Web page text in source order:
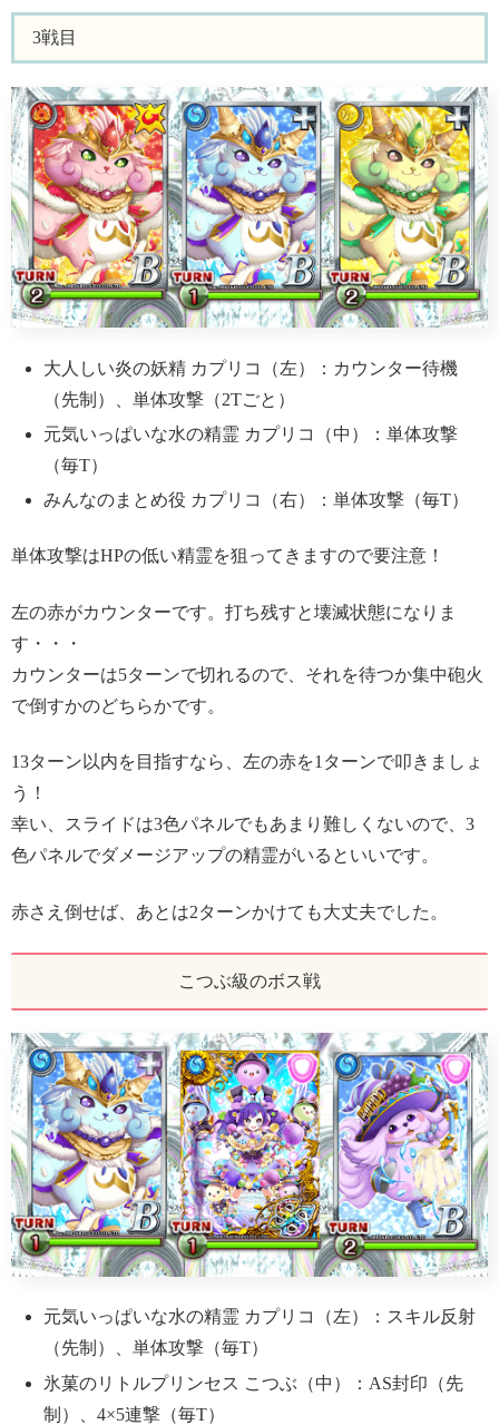
3戦目
大人しい炎の妖精 カプリコ（左）：カウンター待機
（先制）、単体攻撃（2Tごと）
元気いっぱいな水の精霊 カプリコ（中）：単体攻撃
（毎T）
みんなのまとめ役 カプリコ（右）：単体攻撃（毎T）
単体攻撃はHPの低い精霊を狙ってきますので要注意！
左の赤がカウンターです。打ち残すと壊滅状態になりま
す・・・
カウンターは5ターンで切れるので、それを待つか集中砲火
で倒すかのどちらかです。
13ターン以内を目指すなら、左の赤を1ターンで叩きましょ
う！
幸い、スライドは3色パネルでもあまり難しくないので、3
色パネルでダメージアップの精霊がいるといいです。
赤さえ倒せば、あとは2ターンかけても大丈夫でした。
こつぶ級のボス戦
元気いっぱいな水の精霊 カプリコ（左）：スキル反射
（先制）、単体攻撃（毎T）
氷菓のリトルプリンセス こつぶ（中）：AS封印（先
制）、4×5連撃（毎T）